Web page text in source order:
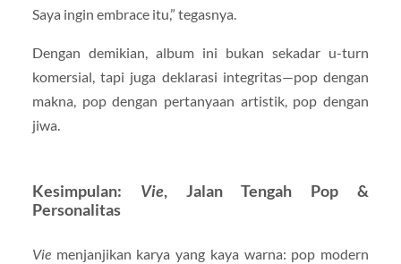
Saya ingin embrace itu,” tegasnya.
Dengan demikian, album ini bukan sekadar u-turn
komersial, tapi juga deklarasi integritas—pop dengan
makna, pop dengan pertanyaan artistik, pop dengan
jiwa.
Kesimpulan: Vie, Jalan Tengah Pop &
Personalitas
Viemenjanjikan karya yang kaya warna: pop modern